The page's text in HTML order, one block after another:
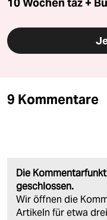
10 Wochen taz +
9 Kommentare
Die
geschlossen.
Wir öffnen die
Artikeln für etwa